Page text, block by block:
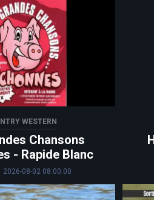
WESTERN
Chansons
- Rapide Blanc
2026-08-02 08:00:00